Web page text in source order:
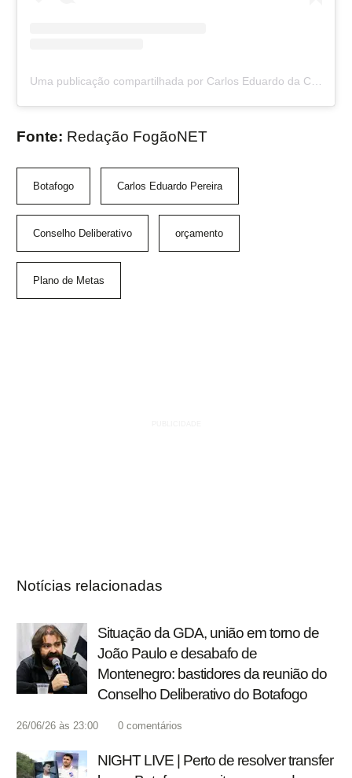
Uma publicação compartilhada por Carlos Eduardo da Cunha Pereir (@cep_1417)
Fonte: Redação FogãoNET
Botafogo Carlos Eduardo Pereira
Conselho Deliberativo orçamento
Plano de Metas
Notícias relacionadas
Situação da GDA, união em torno de
João Paulo e desabafo de
Montenegro: bastidores da reunião do
Conselho Deliberativo do Botafogo
26/06/26 às 23:00 0 comentários
NIGHT LIVE | Perto de resolver transfer